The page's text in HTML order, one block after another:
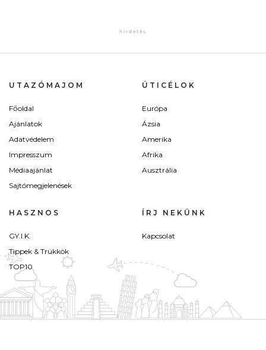
UTAZÓMAJOM
Főoldal
Ajánlatok
Adatvédelem
Impresszum
Médiaajánlat
Sajtómegjelenések
ÚTICÉLOK
Európa
Ázsia
Amerika
Afrika
Ausztrália
HASZNOS
GY.I.K.
Tippek & Trükkök
TOP10
ÍRJ NEKÜNK
Kapcsolat